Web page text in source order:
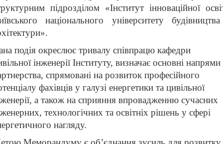
підрозділом «Інститут інноваційної
національного університету
».
подія окреслює тривалу співпрацю кафедри
інженерії Інституту, визначає основні напрями
спрямовані на розвиток професійного
фахівців у галузі енергетики та цивільної
а також на сприяння впровадженню сучасних
технологічних та освітніх рішень у сфері
нагляду.